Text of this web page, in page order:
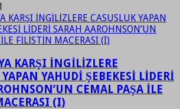
KARŞI İNGİLİZLERE
YAPAN YAHUDİ ŞEBEKESİ LİDERİ
CEMAL PAŞA İLE
(I)